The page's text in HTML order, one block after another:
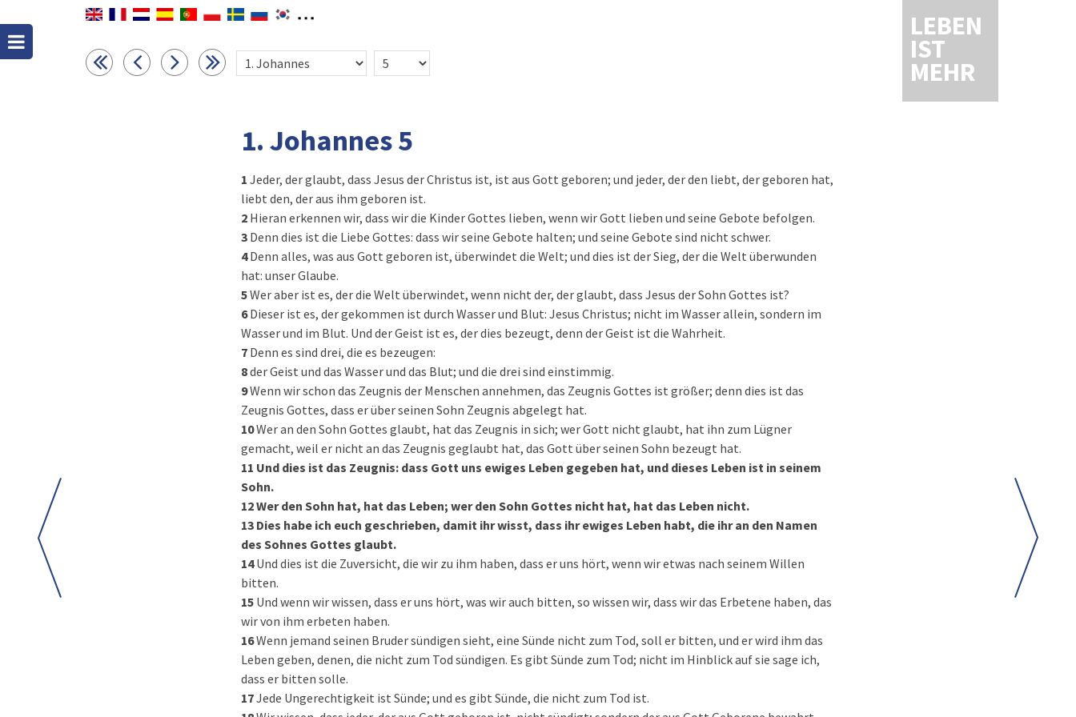
LEBEN
IST
MEHR
1. Johannes 5
1 Jeder, der glaubt, dass Jesus der Christus ist, ist aus Gott geboren; und jeder, der den liebt, der geboren hat,
liebt den, der aus ihm geboren ist.
2 Hieran erkennen wir, dass wir die Kinder Gottes lieben, wenn wir Gott lieben und seine Gebote befolgen.
3 Denn dies ist die Liebe Gottes: dass wir seine Gebote halten; und seine Gebote sind nicht schwer.
4Denn alles, was aus Gott geboren ist, überwindet die Welt; und dies ist der Sieg, der die Welt überwunden
hat: unser Glaube.
5Wer aber ist es, der die Welt überwindet, wenn nicht der, der glaubt, dass Jesus der Sohn Gottes ist?
6Dieser ist es, der gekommen ist durch Wasser und Blut: Jesus Christus; nicht im Wasser allein, sondern im
Wasser und im Blut. Und der Geist ist es, der dies bezeugt, denn der Geist ist die Wahrheit.
7 Denn es sind drei, die es bezeugen:
8der Geist und das Wasser und das Blut; und die drei sind einstimmig.
9Wenn wir schon das Zeugnis der Menschen annehmen, das Zeugnis Gottes ist größer; denn dies ist das
Zeugnis Gottes, dass er über seinen Sohn Zeugnis abgelegt hat.
10Wer an den Sohn Gottes glaubt, hat das Zeugnis in sich; wer Gott nicht glaubt, hat ihn zum Lügner
gemacht, weil er nicht an das Zeugnis geglaubt hat, das Gott über seinen Sohn bezeugt hat.
11 Und dies ist das Zeugnis: dass Gott uns ewiges Leben gegeben hat, und dieses Leben ist in seinem
Sohn.
12Wer den Sohn hat, hat das Leben; wer den Sohn Gottes nicht hat, hat das Leben nicht.
13 Dies habe ich euch geschrieben, damit ihr wisst, dass ihr ewiges Leben habt, die ihr an den Namen
des Sohnes Gottes glaubt.
14Und dies ist die Zuversicht, die wir zu ihm haben, dass er uns hört, wenn wir etwas nach seinem Willen
bitten.
15 Und wenn wir wissen, dass er uns hört, was wir auch bitten, so wissen wir, dass wir das Erbetene haben, das
wir von ihm erbeten haben.
16Wenn jemand seinen Bruder sündigen sieht, eine Sünde nicht zum Tod, soll er bitten, und er wird ihm das
Leben geben, denen, die nicht zum Tod sündigen. Es gibt Sünde zum Tod; nicht im Hinblick auf sie sage ich,
dass er bitten solle.
17Jede Ungerechtigkeit ist Sünde; und es gibt Sünde, die nicht zum Tod ist.